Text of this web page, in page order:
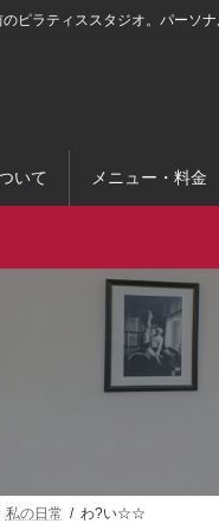
ピラティススタジオ。パーソ
いて メニュー・料金
私の日常 わ?い☆☆